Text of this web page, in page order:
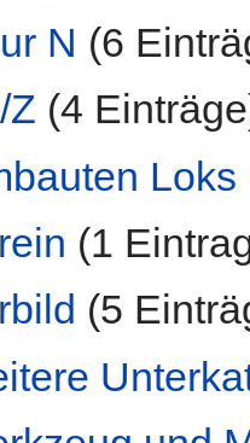
N
(6
Z (4
Loks
(1
(5